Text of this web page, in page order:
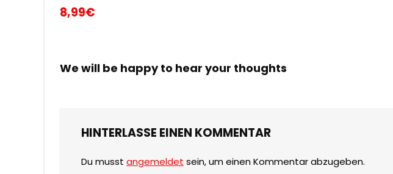
8,99€
We will be happy to hear your thoughts
HINTERLASSE EINEN KOMMENTAR
Du musst angemeldet sein, um einen Kommentar abzugeben.